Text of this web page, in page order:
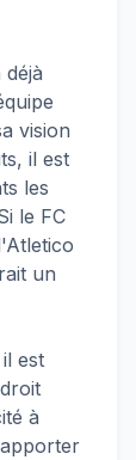
vision
il est
les
le FC
un
est
à